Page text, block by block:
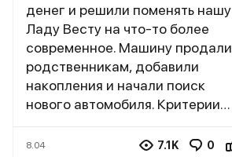
денег и решили поменять нашу
Ладу Весту на что-то более
современное. Машину продали
родственникам, добавили
накопления и начали поиск
нового автомобиля. Критерии
автомобиль; 2. Обязательно
8.04 7.1K 0